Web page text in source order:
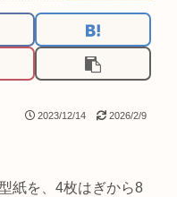
2023/12/14 2026/2/9
紙を、4枚はぎから8